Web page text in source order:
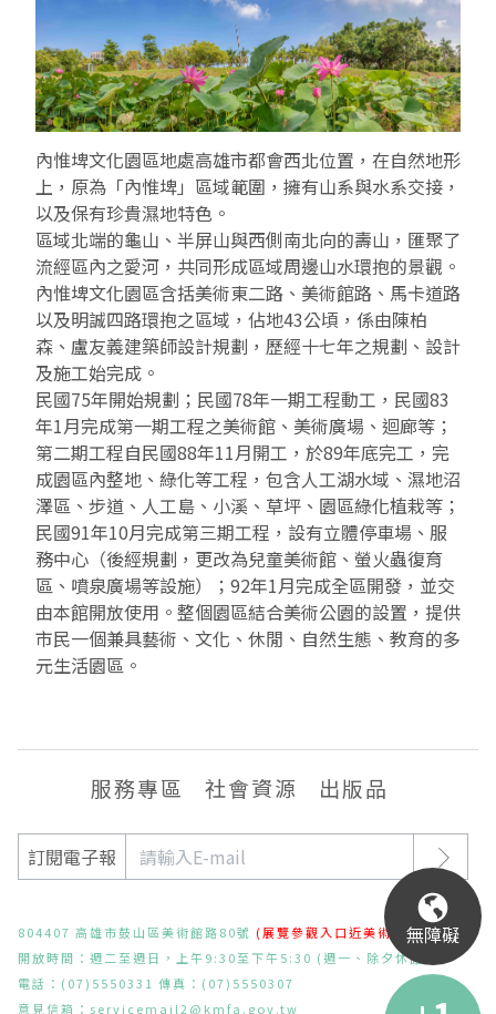
藝術生態園區
兒童美術館
無障礙服務專區
易讀手冊
高美書屋
三秌茶屋
Pasadena
Pinkoi 電商平台
精選典藏
典藏圖檔申請
藝術認證 / 百夜默讀 / 高雄ART青
南島當代記憶工程
視覺藝術影像資料庫
研究出版
系列出版
線上學習
線上書
雄雄藝見你│Podcast
時代之聲│Podcasts
典藏賞析│Podcasts
視覺影像資料庫│影音紀錄
藝術認證│高美館館刊
百夜藝術默讀│典藏閱讀
南島當代記憶工程│資料庫
典藏3D手上Run
線上展覽
珍珠—南方視野的女性藝術
多元史觀特藏室二部曲：南方作為衝撞之所
流於形式—梁任宏個展(1999-2024)
透景線：實境的疊隱與擴張
民・間
2022高雄獎
2021 TAKAO．台客．南方HUE：李俊賢
2021高雄獎
南方作為相遇之所
2019 奔‧月—劉國松
AR/VR體驗
寓懷的行板：劉生容研究展
來自大地的祝福— 2019-2020典藏捐贈展
感知棲所— 關鍵典藏2019-2020
南方作為相遇之所
感動兔 高美特展
感動虎 高美特展
感動牛 高美特展
感動鼠 高美特展
線上學習資源
相遇在南方 - 教/學包
美術資源教室-手作課程
藝術遊戲號
畫想想‧想畫畫
尋寶高雄 - 校園推廣教材
高美館
關於高美館/年報
關於館長
組織職掌
規劃傳承
高美館大事記
兒童美術館
關於兒童美術館
藝術生態園區
高美之友
美術館會員
合作夥伴
EN TW
內惟埤文化園區地處高雄市都會西北位置，在自然地形
上，原為「內惟埤」區域範圍，擁有山系與水系交接，
以及保有珍貴濕地特色。
區域北端的龜山、半屏山與西側南北向的壽山，匯聚了
流經區內之愛河，共同形成區域周邊山水環抱的景觀。
內惟埤文化園區含括美術東二路、美術館路、馬卡道路
以及明誠四路環抱之區域，佔地43公頃，係由陳柏
森、盧友義建築師設計規劃，歷經十七年之規劃、設計
及施工始完成。
民國75年開始規劃；民國78年一期工程動工，民國83
年1月完成第一期工程之美術館、美術廣場、迴廊等；
第二期工程自民國88年11月開工，於89年底完工，完
成園區內整地、綠化等工程，包含人工湖水域、濕地沼
澤區、步道、人工島、小溪、草坪、園區綠化植栽等；
民國91年10月完成第三期工程，設有立體停車場、服
務中心（後經規劃，更改為兒童美術館、螢火蟲復育
區、噴泉廣場等設施）；92年1月完成全區開發，並交
由本館開放使用。整個園區結合美術公園的設置，提供
市民一個兼具藝術、文化、休閒、自然生態、教育的多
元生活園區。
服務專區 社會資源 出版品
訂閱電子報
804407 高雄市鼓山區美術館路80號 (展覽參觀入口近美術東二路)
開放時間：週二至週日，上午9:30至下午5:30 (週一、除夕休館)
電話：(07)5550331 傳真：(07)5550307
意見信箱： servicemail2@kmfa.gov.tw
無障礙